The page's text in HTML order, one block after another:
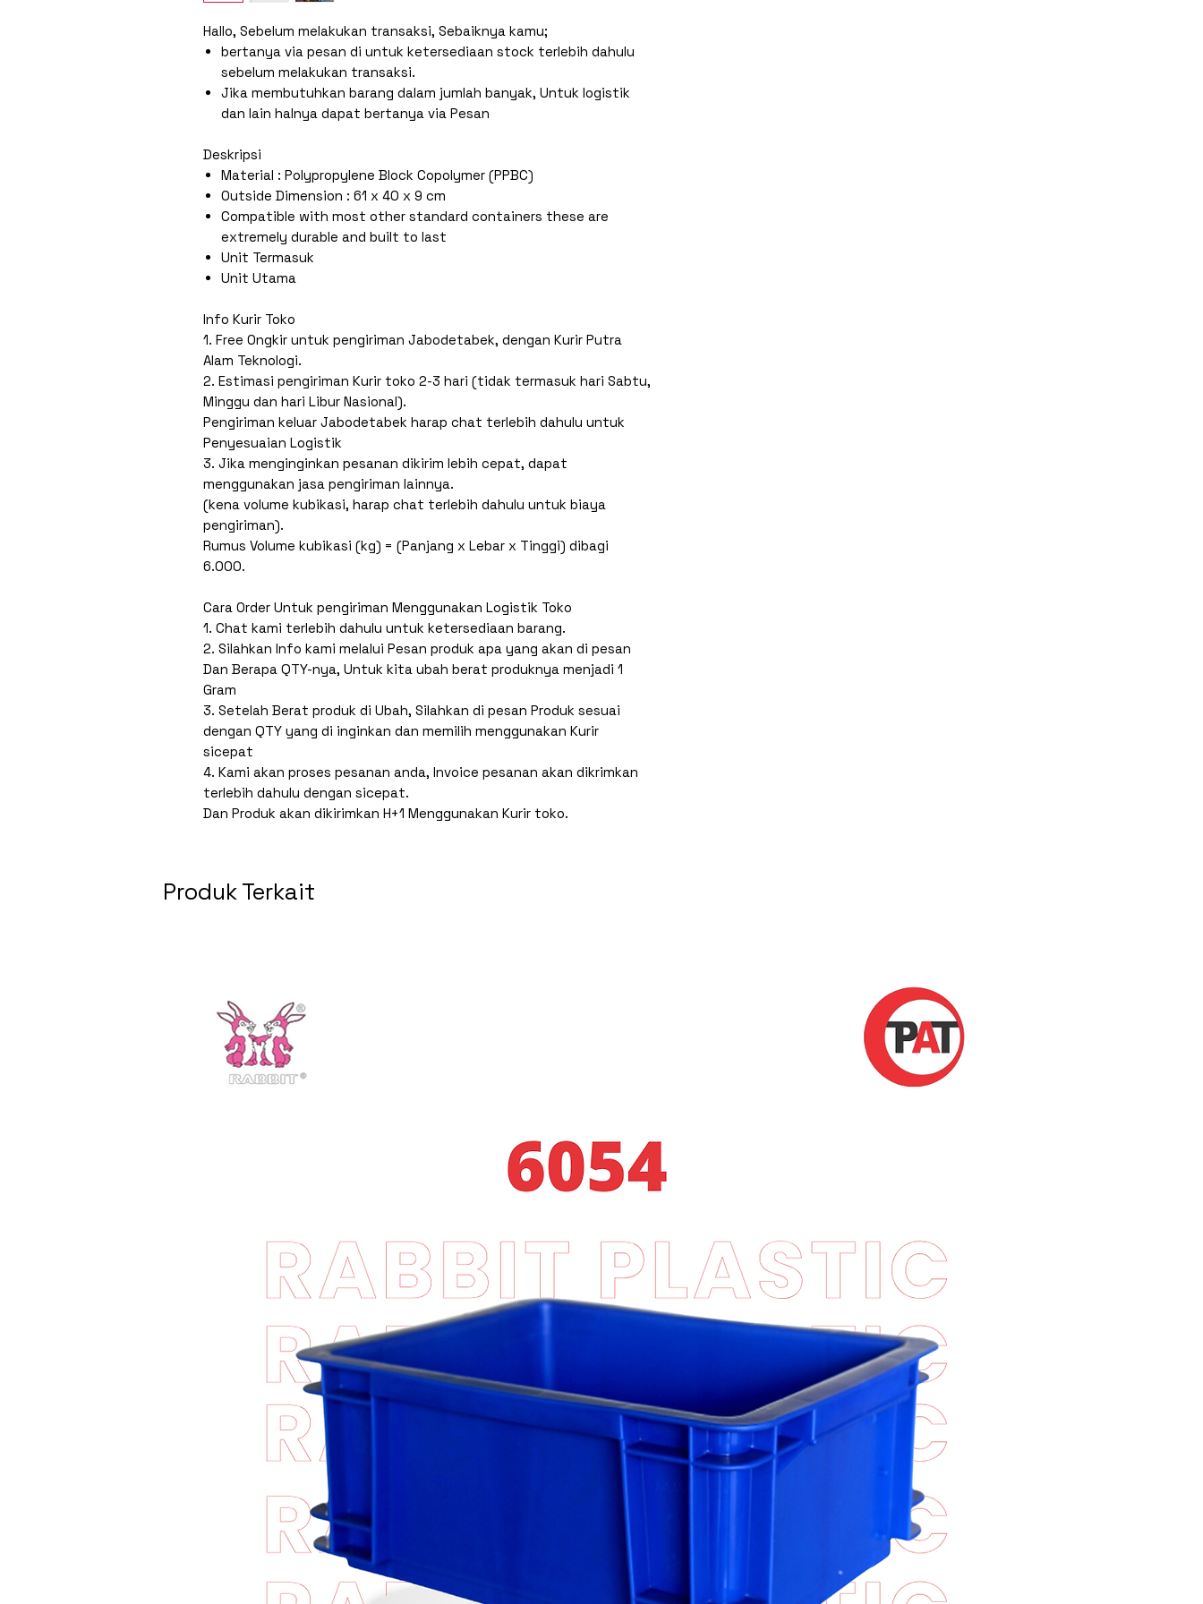
Hallo, Sebelum melakukan transaksi, Sebaiknya kamu;
bertanya via pesan di untuk ketersediaan stock terlebih dahulu
sebelum melakukan transaksi.
Jika membutuhkan barang dalam jumlah banyak, Untuk logistik
dan lain halnya dapat bertanya via Pesan
Deskripsi
Material : Polypropylene Block Copolymer (PPBC)
Outside Dimension : 61 x 40 x 9 cm
Compatible with most other standard containers these are
extremely durable and built to last
Unit Termasuk
Unit Utama
Info Kurir Toko
1. Free Ongkir untuk pengiriman Jabodetabek, dengan Kurir Putra
Alam Teknologi.
2. Estimasi pengiriman Kurir toko 2-3 hari (tidak termasuk hari Sabtu,
Minggu dan hari Libur Nasional).
Pengiriman keluar Jabodetabek harap chat terlebih dahulu untuk
Penyesuaian Logistik
3. Jika menginginkan pesanan dikirim lebih cepat, dapat
menggunakan jasa pengiriman lainnya.
(kena volume kubikasi, harap chat terlebih dahulu untuk biaya
pengiriman).
Rumus Volume kubikasi (kg) = (Panjang x Lebar x Tinggi) dibagi
6.000.
Cara Order Untuk pengiriman Menggunakan Logistik Toko
1. Chat kami terlebih dahulu untuk ketersediaan barang.
2. Silahkan Info kami melalui Pesan produk apa yang akan di pesan
Dan Berapa QTY-nya, Untuk kita ubah berat produknya menjadi 1
Gram
3. Setelah Berat produk di Ubah, Silahkan di pesan Produk sesuai
dengan QTY yang di inginkan dan memilih menggunakan Kurir
sicepat
4. Kami akan proses pesanan anda, Invoice pesanan akan dikrimkan
terlebih dahulu dengan sicepat.
Dan Produk akan dikirimkan H+1 Menggunakan Kurir toko.
Produk Terkait